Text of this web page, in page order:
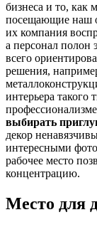
бизнеса и то, как
посещающие наш
их компания
а персонал полон
всего
решения,
интерьера такого
выбирать
декор
интересными
рабочее место
концентрацию.
Место для